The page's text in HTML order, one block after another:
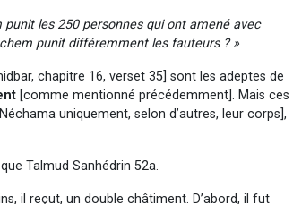
les 250 personnes qui ont amené avec
punit différemment les fauteurs ? »
chapitre 16, verset 35] sont les adeptes de
[comme mentionné précédemment]. Mais ces
uniquement, selon d’autres, leur corps],
Talmud Sanhédrin 52a.
il reçut, un double châtiment. D’abord, il fut